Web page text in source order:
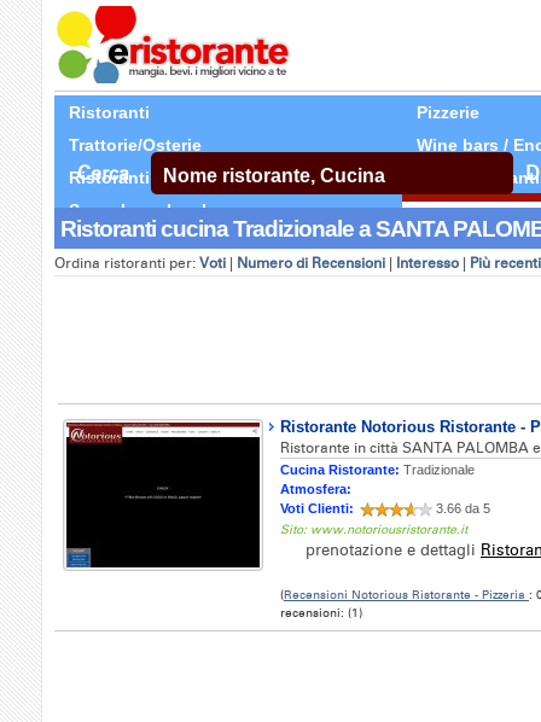
Ristoranti
Pizzerie
Trattorie/Osterie
Wine bars /
Ristoranti Etnici
Tutti Ristoranti
Segnala un locale
Cerca
Ristoranti cucina Tradizionale a SANTA
Ordina ristoranti per: Voti Numero di Recensioni Interesso Più recenti
Ristorante Notorious Ristorante -
Ristorante in città SANTA PALOMBA
Cucina Ristorante: Tradizionale
Atmosfera:
Voti Clienti:
3.66 da 5
Sito: www.notoriousristorante.it
prenotazione e dettagli
(Recensioni Notorious Ristorante - Pizzeria :
recensioni: (1)